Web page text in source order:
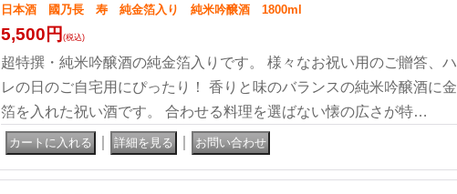
日本酒 國乃長 寿 純金箔入り 純米吟醸酒 1800ml
5,500円 (税込)
超特撰・純米吟醸酒の純金箔入りです。 様々なお祝い用のご贈答、ハ
レの日のご自宅用にぴったり！ 香りと味のバランスの純米吟醸酒に金
箔を入れた祝い酒です。 合わせる料理を選ばない懐の広さが特…